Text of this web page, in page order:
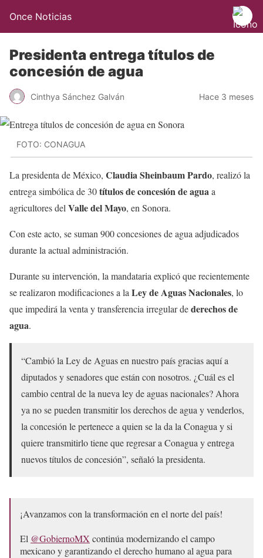
Once Noticias
Presidenta entrega títulos de
concesión de agua
Cinthya Sánchez Galván Hace 3 meses
FOTO: CONAGUA
La presidenta de México, Claudia Sheinbaum Pardo, realizó la
entrega simbólica de 30títulos de concesión de aguaa
agricultores del Valle del Mayo, en Sonora.
Con este acto, se suman 900 concesiones de agua adjudicados
durante la actual administración.
Durante su intervención, la mandataria explicó que recientemente
se realizaron modificaciones a la Ley de Aguas Nacionales, lo
que impedirá la venta y transferencia irregular dederechos de
agua.
“Cambió la Ley de Aguas en nuestro país gracias aquí a
diputados y senadores que están con nosotros. ¿Cuál es el
cambio central de la nueva ley de aguas nacionales? Ahora
ya no se pueden transmitir los derechos de agua y venderlos,
la concesión le pertenece a quien se la da la Conagua y si
quiere transmitirlo tiene que regresar a Conagua y entrega
nuevos títulos de concesión”, señaló la presidenta.
¡Avanzamos con la transformación en el norte del país!
El @GobiernoMX continúa modernizando el campo
mexicano y garantizando el derecho humano al agua para